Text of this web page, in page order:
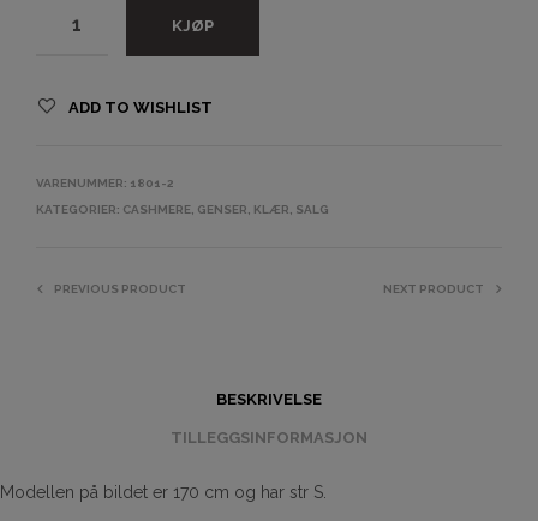
KJØP
ADD TO WISHLIST
VARENUMMER: 1801-2
KATEGORIER: CASHMERE GENSER KLÆR SALG
PREVIOUS PRODUCT NEXT PRODUCT
BESKRIVELSE
TILLEGGSINFORMASJON
Modellen på bildet er 170 cm og har str S.